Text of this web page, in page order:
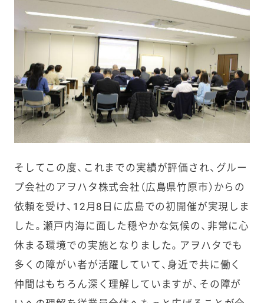
そしてこの度、これまでの実績が評価され、グルー
プ会社のアヲハタ株式会社（広島県竹原市）からの
依頼を受け、12月8日に広島での初開催が実現しま
した。瀬戸内海に面した穏やかな気候の、非常に心
休まる環境での実施となりました。 アヲハタでも
多くの障がい者が活躍していて、身近で共に働く
仲間はもちろん深く理解していますが、その障が